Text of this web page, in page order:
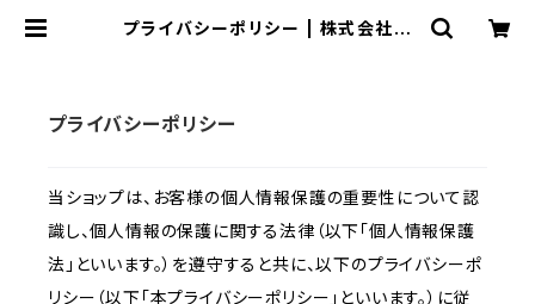
プライバシーポリシー | 株式会社ロ
プライバシーポリシー
当ショップは、お客様の個人情報保護の重要性について認
識し、個人情報の保護に関する法律（以下「個人情報保護
法」といいます。）を遵守すると共に、以下のプライバシーポ
リシー（以下「本プライバシーポリシー」といいます。）に従